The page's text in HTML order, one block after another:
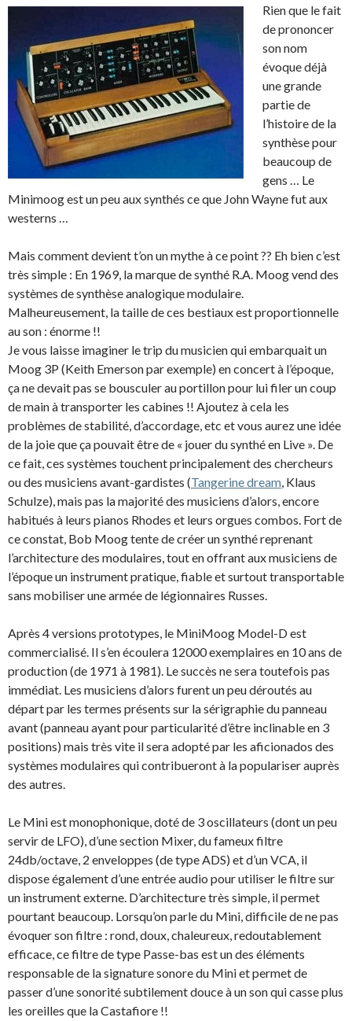
Rien que le fait
de prononcer
son nom
évoque déjà
une grande
partie de
l’histoire de la
synthèse pour
beaucoup de
gens … Le
Minimoog est un peu aux synthés ce que John Wayne fut aux
westerns …
Mais comment devient t’on un mythe à ce point ?? Eh bien c’est
très simple : En 1969, la marque de synthé R.A. Moog vend des
systèmes de synthèse analogique modulaire.
Malheureusement, la taille de ces bestiaux est proportionnelle
au son : énorme !!
Je vous laisse imaginer le trip du musicien qui embarquait un
Moog 3P (Keith Emerson par exemple) en concert à l’époque,
ça ne devait pas se bousculer au portillon pour lui filer un coup
de main à transporter les cabines !! Ajoutez à cela les
problèmes de stabilité, d’accordage, etc et vous aurez une idée
de la joie que ça pouvait être de « jouer du synthé en Live ». De
ce fait, ces systèmes touchent principalement des chercheurs
ou des musiciens avant-gardistes (Tangerine dream, Klaus
Schulze), mais pas la majorité des musiciens d’alors, encore
habitués à leurs pianos Rhodes et leurs orgues combos. Fort de
ce constat, Bob Moog tente de créer un synthé reprenant
l’architecture des modulaires, tout en offrant aux musiciens de
l’époque un instrument pratique, fiable et surtout transportable
sans mobiliser une armée de légionnaires Russes.
Après 4 versions prototypes, le MiniMoog Model-D est
commercialisé. Il s’en écoulera 12000 exemplaires en 10 ans de
production (de 1971 à 1981). Le succès ne sera toutefois pas
immédiat. Les musiciens d’alors furent un peu déroutés au
départ par les termes présents sur la sérigraphie du panneau
avant (panneau ayant pour particularité d’être inclinable en 3
positions) mais très vite il sera adopté par les aficionados des
systèmes modulaires qui contribueront à la populariser auprès
des autres.
Le Mini est monophonique, doté de 3 oscillateurs (dont un peu
servir de LFO), d’une section Mixer, du fameux filtre
24db/octave, 2 enveloppes (de type ADS) et d’un VCA, il
dispose également d’une entrée audio pour utiliser le filtre sur
un instrument externe. D’architecture très simple, il permet
pourtant beaucoup. Lorsqu’on parle du Mini, difficile de ne pas
évoquer son filtre : rond, doux, chaleureux, redoutablement
efficace, ce filtre de type Passe-bas est un des éléments
responsable de la signature sonore du Mini et permet de
passer d’une sonorité subtilement douce à un son qui casse plus
les oreilles que la Castafiore !!